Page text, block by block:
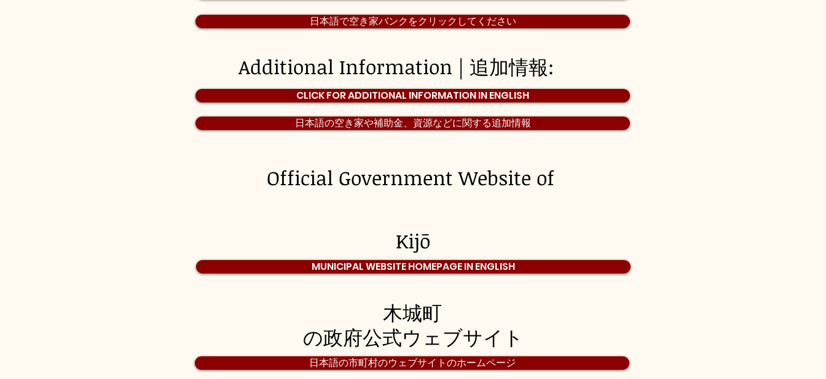
Official Government Website of
CLICK FOR ADDITIONAL INFORMATION IN ENGLISH
Additional Information | 追加情報:
日本語で空き家バンクをクリックしてください
日本語の空き家や補助金、資源などに関する追加情報
Kijō
MUNICIPAL WEBSITE HOMEPAGE IN ENGLISH
木城町
日本語の市町村のウェブサイトのホームページ
の政府公式ウェブサイト